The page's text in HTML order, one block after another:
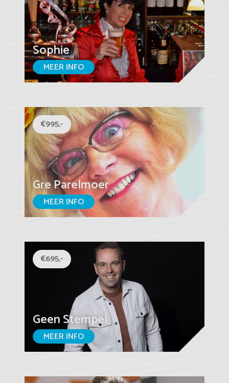
Sophie
MEER INFO
€995,-
Gre Parelmoer
MEER INFO
€695,-
Geen Stempel
MEER INFO